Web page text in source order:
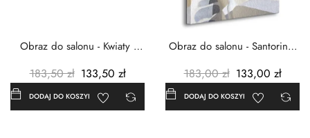
Obraz do salonu - Kwiaty -
183,50 zł 133,50 zł
DODAJ DO KOSZYKA
Obraz do salonu - Santorini -
183,00 zł 133,00 zł
DODAJ DO KOSZYKA